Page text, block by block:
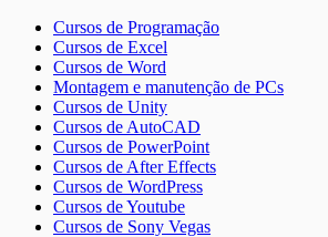
Cursos de Programação
Cursos de Excel
Cursos de Word
Montagem e manutenção de PCs
Cursos de Unity
Cursos de AutoCAD
Cursos de PowerPoint
Cursos de After Effects
Cursos de WordPress
Cursos de Youtube
Cursos de Sony Vegas